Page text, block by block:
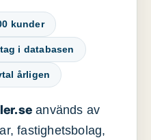
kunder
i databasen
årligen
används av
fastighetsbolag,